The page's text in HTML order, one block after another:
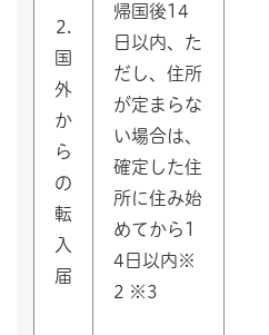
2.
国
外
か
ら
の
転
入
届
帰国後14
日以内、た
だし、住所
が定まらな
い場合は、
確定した住
所に住み始
めてから1
4日以内※
2 ※3